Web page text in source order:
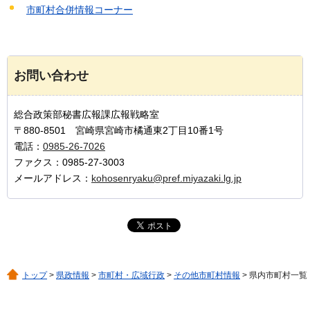
市町村合併情報コーナー
お問い合わせ
総合政策部秘書広報課広報戦略室
〒880-8501 宮崎県宮崎市橘通東2丁目10番1号
電話： 0985-26-7026
ファクス：0985-27-3003
メールアドレス： kohosenryaku@pref.miyazaki.lg.jp
トップ> 県政情報 > 市町村・広域行政 > その他市町村情報 > 県内市町村一覧